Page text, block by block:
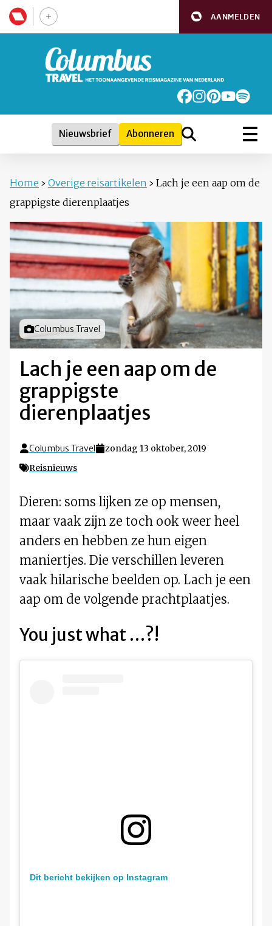
AANMELDEN
Nieuwsbrief Abonneren
Home › Overige reisartikelen › Lach je een aap om de
grappigste dierenplaatjes
Foto door
Columbus Travel
Lach je een aap om de
grappigste
dierenplaatjes
Columbus Travel
zondag 13 oktober, 2019
Reisnieuws
Dieren: soms lijken ze op mensen,
maar vaak zijn ze toch ook weer heel
anders en hebben ze hun eigen
maniertjes. Die verschillen leveren
vaak hilarische beelden op. Lach je een
aap om de volgende prachtplaatjes.
You just what …?!
Dit bericht bekijken op Instagram